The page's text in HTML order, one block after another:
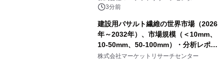
ハウジング（5000～10000 psi）、超
psi以上））・分析レポートを発表
3分前
建設用バサルト繊維の世界市場（2026
年～2032年）、市場規模（＜10mm、
10-50mm、50-100mm）・分析レポー
トを発表
株式会社マーケットリサーチセンター